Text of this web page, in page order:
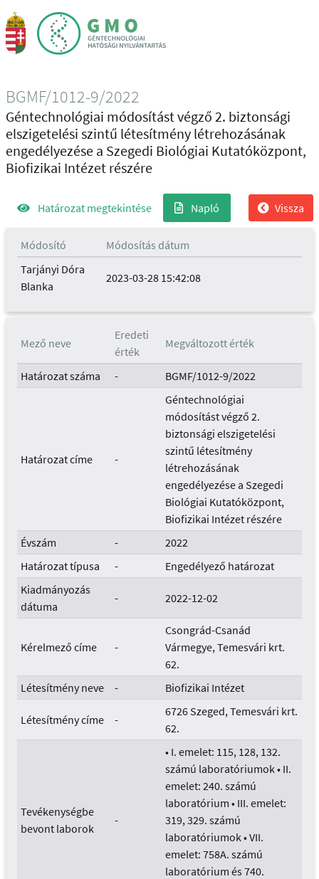
BGMF/1012-9/2022
Géntechnológiai módosítást végző 2. biztonsági
elszigetelési szintű létesítmény létrehozásának
engedélyezése a Szegedi Biológiai Kutatóközpont,
Biofizikai Intézet részére
Határozat megtekintése Napló Vissza
Módosító
Módosítás dátum
Tarjányi Dóra
Blanka
2023-03-28 15:42:08
Mező neve
Eredeti
érték
Megváltozott érték
Határozat száma - BGMF/1012-9/2022
Határozat címe -
Géntechnológiai
módosítást végző 2.
biztonsági elszigetelési
szintű létesítmény
létrehozásának
engedélyezése a Szegedi
Biológiai Kutatóközpont,
Biofizikai Intézet részére
Évszám
-
2022
Határozat típusa
-
Engedélyező határozat
Kiadmányozás
dátuma
- 2022-12-02
Kérelmező címe -
Csongrád-Csanád
Vármegye, Temesvári krt.
62.
Létesítmény neve
- Biofizikai Intézet
Létesítmény címe -
6726 Szeged, Temesvári krt.
62.
Tevékenységbe
bevont laborok
-
• I. emelet: 115, 128, 132.
számú laboratóriumok • II.
emelet: 240. számú
laboratórium • III. emelet:
319, 329. számú
laboratóriumok • VII.
emelet: 758A. számú
laboratórium és 740.